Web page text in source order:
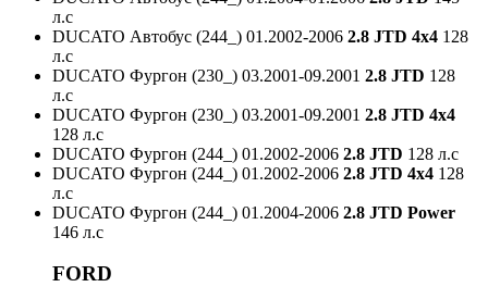
л.с
DUCATO Автобус (244_) 01.2002-2006 2.8 JTD 4x4 128
л.с
DUCATO Фургон (230_) 03.2001-09.2001 2.8 JTD 128
л.с
DUCATO Фургон (230_) 03.2001-09.2001 2.8 JTD 4x4
128 л.с
DUCATO Фургон (244_) 01.2002-2006 2.8 JTD 128 л.с
DUCATO Фургон (244_) 01.2002-2006 2.8 JTD 4x4 128
л.с
DUCATO Фургон (244_) 01.2004-2006 2.8 JTD Power
146 л.с
FORD